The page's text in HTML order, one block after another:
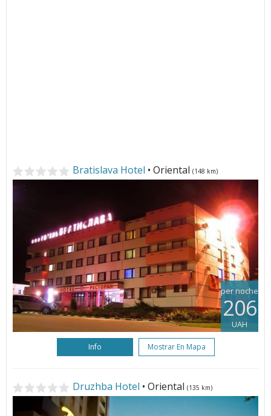
Bratislava Hotel • Oriental (148 km)
per noche
206
UAH
Info Mostrar En Mapa
Druzhba Hotel • Oriental (135 km)